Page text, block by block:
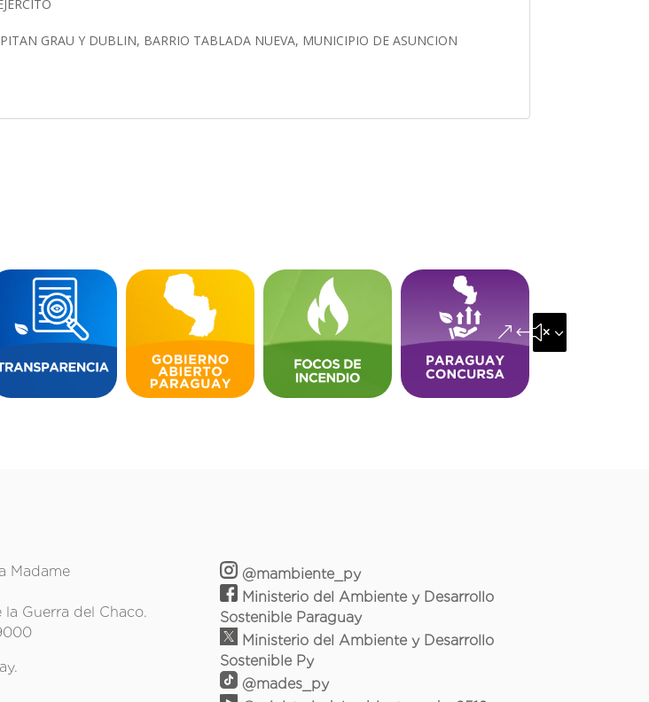
GRAU Y DUBLIN, BARRIO TABLADA NUEVA, MUNICIPIO DE ASUNCION
&#x35;
Madame
la Guerra del Chaco.
@mambiente_py
Ministerio del Ambiente y Desarrollo
Sostenible Paraguay
Ministerio del Ambiente y Desarrollo
Sostenible Py
@mades_py